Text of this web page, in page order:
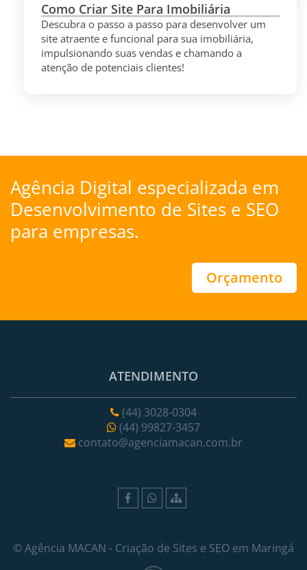
Como Criar Site Para Imobiliária
Descubra o passo a passo para desenvolver um
site atraente e funcional para sua imobiliária,
impulsionando suas vendas e chamando a
atenção de potenciais clientes!
Agência Digital especializada em
Desenvolvimento de Sites e SEO
para empresas.
Orçamento
ATENDIMENTO
(44) 3028-0304
(44) 99827-3457
contato@agenciamacan.com.br
©Agência MACAN - Criação de Sites e SEO em Maringá